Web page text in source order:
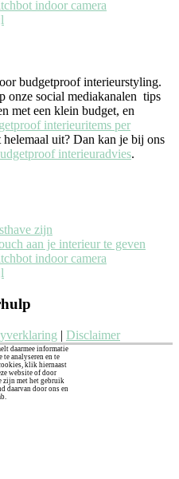
indoor camera
budgetproof interieurstyling.
onze social mediakanalen tips
met een klein budget, en
interieuritems per
uit? Dan kan je bij ons
interieuradvies.
zijn
aan je interieur te geven
indoor camera
| Disclaimer
daarmee informatie
te analyseren en te
klik hiernaast
website of door
zijn met het gebruik
daarvan door ons en